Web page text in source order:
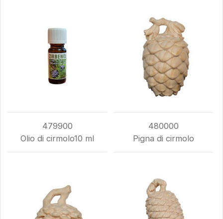
479900
Olio di cirmolo10 ml
480000
Pigna di cirmolo